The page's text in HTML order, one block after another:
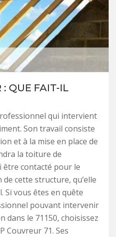
: QUE FAIT-IL
qui intervient
Son travail consiste
et à la mise en place de
la toiture de
être contacté pour le
cette structure, qu’elle
Si vous êtes en quête
pouvant intervenir
dans le 71150, choisissez
Couvreur 71. Ses